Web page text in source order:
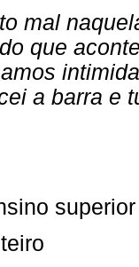
mal
que
a barra e